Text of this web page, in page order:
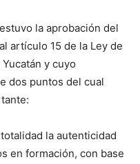
la aprobación del
artículo 15 de la Ley de
y cuyo
dos puntos del cual
la autenticidad
en formación, con base